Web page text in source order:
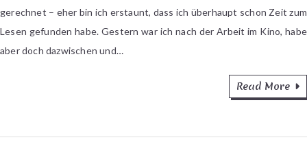
1+2
gerechnet – eher bin ich erstaunt, dass ich überhaupt schon Zeit zum
Lesen gefunden habe. Gestern war ich nach der Arbeit im Kino, habe
aber doch dazwischen und…
Read More